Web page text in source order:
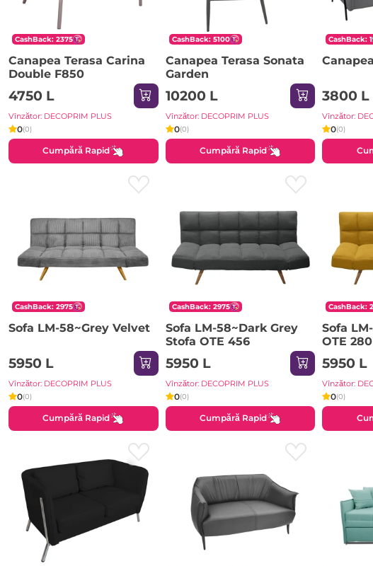
CashBack: 2375
Canapea Terasa Carina
Double F850
4750 L
Vînzător: DECOPRIM PLUS
0(0)
Cumpără Rapid
CashBack: 5100
Canapea Terasa Sonata
Garden
10200 L
Vînzător: DECOPRIM PLUS
0(0)
Cumpără Rapid
CashBack:
3800 L
Vînzător:
0(0)
CashBack: 2975
Sofa LM-58~Grey Velvet
5950 L
Vînzător: DECOPRIM PLUS
0(0)
Cumpără Rapid
CashBack: 2975
Sofa LM-58~Dark Grey
Stofa OTE 456
5950 L
Vînzător: DECOPRIM PLUS
0(0)
Cumpără Rapid
CashBack:
Sofa
OTE 280
5950 L
Vînzător:
0(0)